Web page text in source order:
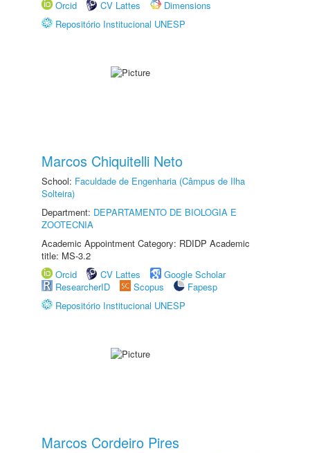
Orcid
CV Lattes
Dimensions
Repositório Institucional UNESP
Marcos Chiquitelli Neto
School: Faculdade de Engenharia (Câmpus de Ilha
Solteira)
Department: DEPARTAMENTO DE BIOLOGIA E
ZOOTECNIA
Academic Appointment Category: RDIDP Academic
title: MS-3.2
Orcid
CV Lattes
Google Scholar
ResearcherID
Scopus
Fapesp
Repositório Institucional UNESP
Marcos Cordeiro Pires